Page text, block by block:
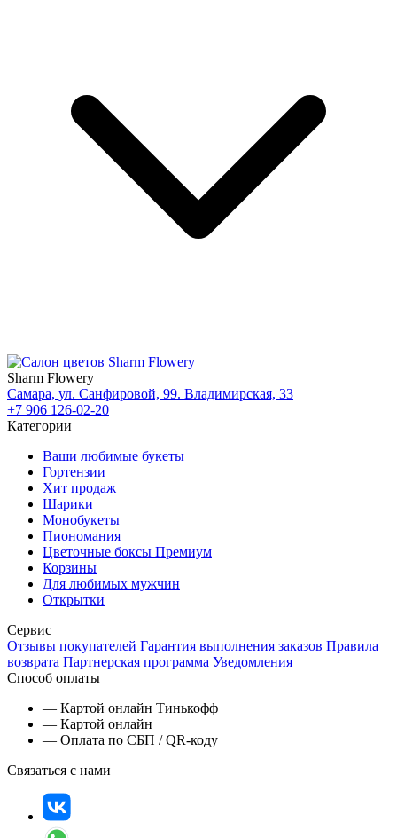
Sharm Flowery
Самара, ул. Санфировой, 99. Владимирская, 33
+7 906 126-02-20
Категории
Ваши любимые букеты
Гортензии
Хит продаж
Шарики
Монобукеты
Пиономания
Цветочные боксы Премиум
Корзины
Для любимых мужчин
Открытки
Сервис
Отзывы покупателей Гарантия выполнения заказов Правила
возврата Партнерская программа Уведомления
Способ оплаты
— Картой онлайн Тинькофф
— Картой онлайн
— Оплата по СБП / QR-коду
Связаться с нами